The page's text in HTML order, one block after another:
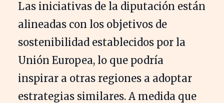
Las iniciativas de la diputación están
alineadas con los objetivos de
sostenibilidad establecidos por la
Unión Europea, lo que podría
inspirar a otras regiones a adoptar
estrategias similares. A medida que